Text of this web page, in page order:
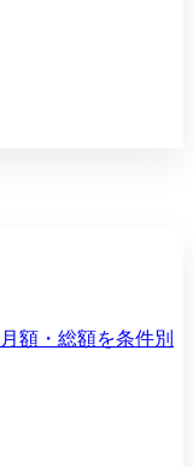
月額・総額を条件別